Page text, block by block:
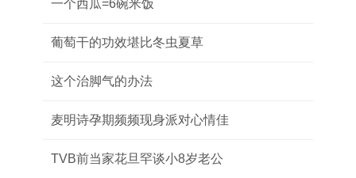
一个西瓜=6碗米饭
葡萄干的功效堪比冬虫夏草
这个治脚气的办法
麦明诗孕期频频现身派对心情佳
TVB前当家花旦罕谈小8岁老公